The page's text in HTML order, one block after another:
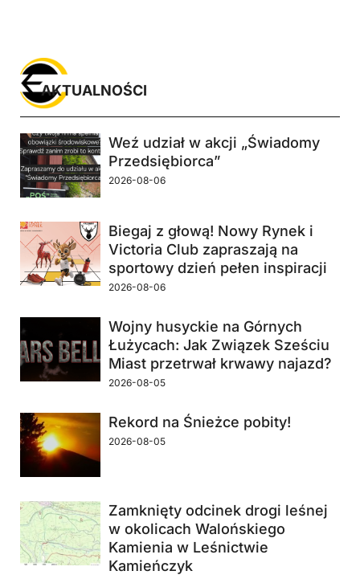
Weź udział w akcji „Świadomy
Przedsiębiorca”
2026-08-06
Biegaj z głową! Nowy Rynek i
Victoria Club zapraszają na
sportowy dzień pełen inspiracji
2026-08-06
Wojny husyckie na Górnych
Łużycach: Jak Związek Sześciu
Miast przetrwał krwawy najazd?
2026-08-05
Rekord na Śnieżce pobity!
2026-08-05
Zamknięty odcinek drogi leśnej
w okolicach Walońskiego
Kamienia w Leśnictwie
Kamieńczyk
AKTUALNOŚCI